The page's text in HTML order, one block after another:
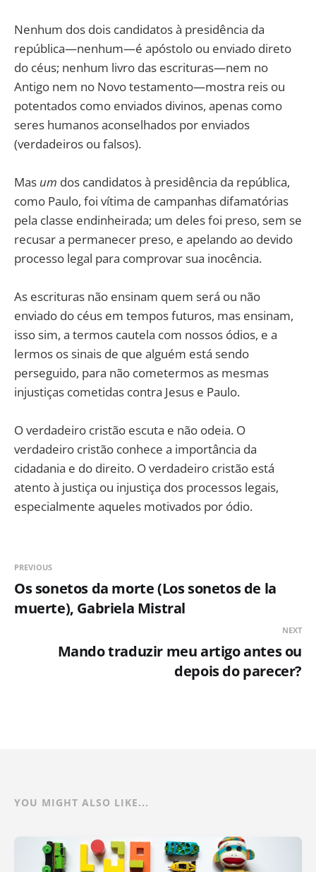
Nenhum dos dois candidatos à presidência da
república—nenhum—é apóstolo ou enviado direto
do céus; nenhum livro das escrituras—nem no
Antigo nem no Novo testamento—mostra reis ou
potentados como enviados divinos, apenas como
seres humanos aconselhados por enviados
(verdadeiros ou falsos).
Mas um dos candidatos à presidência da república,
como Paulo, foi vítima de campanhas difamatórias
pela classe endinheirada; um deles foi preso, sem se
recusar a permanecer preso, e apelando ao devido
processo legal para comprovar sua inocência.
As escrituras não ensinam quem será ou não
enviado do céus em tempos futuros, mas ensinam,
isso sim, a termos cautela com nossos ódios, e a
lermos os sinais de que alguém está sendo
perseguido, para não cometermos as mesmas
injustiças cometidas contra Jesus e Paulo.
O verdadeiro cristão escuta e não odeia. O
verdadeiro cristão conhece a importância da
cidadania e do direito. O verdadeiro cristão está
atento à justiça ou injustiça dos processos legais,
especialmente aqueles motivados por ódio.
PREVIOUS
Os sonetos da morte (Los sonetos de la
muerte), Gabriela Mistral
NEXT
Mando traduzir meu artigo antes ou
depois do parecer?
YOU MIGHT ALSO LIKE...